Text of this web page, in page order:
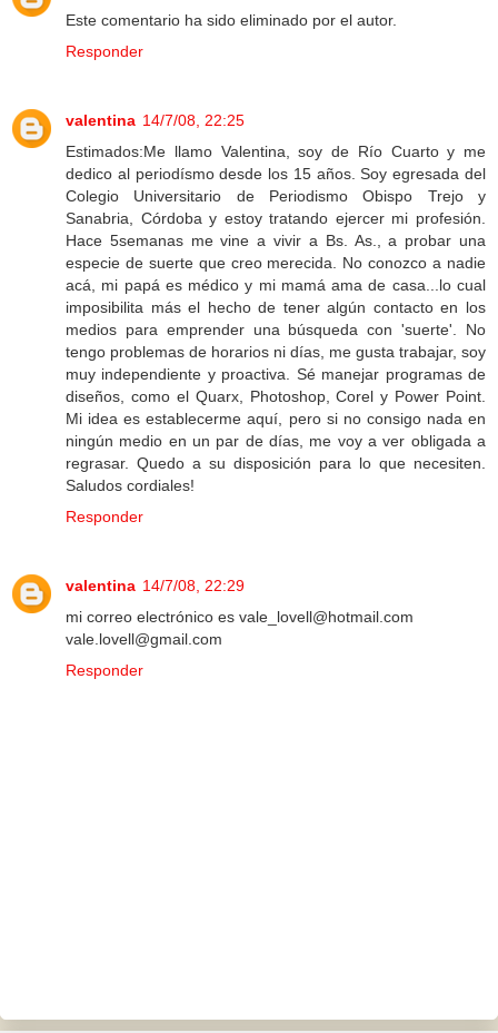
Este comentario ha sido eliminado por el autor.
Responder
valentina 14/7/08, 22:25
Estimados:Me llamo Valentina, soy de Río Cuarto y me
dedico al periodísmo desde los 15 años. Soy egresada del
Colegio Universitario de Periodismo Obispo Trejo y
Sanabria, Córdoba y estoy tratando ejercer mi profesión.
Hace 5semanas me vine a vivir a Bs. As., a probar una
especie de suerte que creo merecida. No conozco a nadie
acá, mi papá es médico y mi mamá ama de casa...lo cual
imposibilita más el hecho de tener algún contacto en los
medios para emprender una búsqueda con 'suerte'. No
tengo problemas de horarios ni días, me gusta trabajar, soy
muy independiente y proactiva. Sé manejar programas de
diseños, como el Quarx, Photoshop, Corel y Power Point.
Mi idea es establecerme aquí, pero si no consigo nada en
ningún medio en un par de días, me voy a ver obligada a
regrasar. Quedo a su disposición para lo que necesiten.
Saludos cordiales!
Responder
valentina 14/7/08, 22:29
mi correo electrónico es vale_lovell@hotmail.com
vale.lovell@gmail.com
Responder